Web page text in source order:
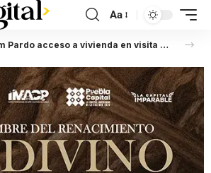
Aa
Destaca Sheinbaum Pardo acceso a vivienda en visita a Puebla